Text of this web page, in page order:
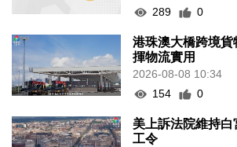
289
0
港珠澳大橋跨境
揮物流實用
2026-08-08 10:34
154
0
美上訴法院維持
工令